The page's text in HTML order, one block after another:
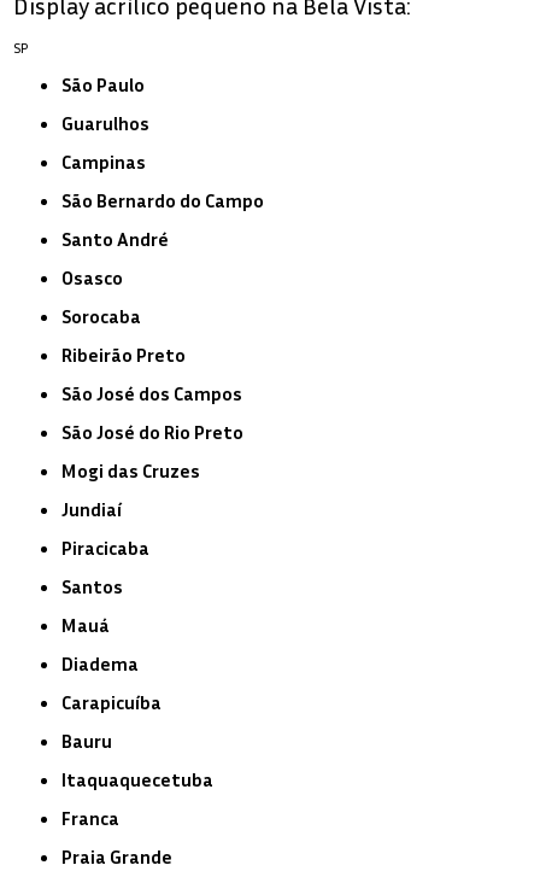
SP
São Paulo
Guarulhos
Campinas
São Bernardo do Campo
Santo André
Osasco
Sorocaba
Ribeirão Preto
São José dos Campos
São José do Rio Preto
Mogi das Cruzes
Jundiaí
Piracicaba
Santos
Mauá
Diadema
Carapicuíba
Bauru
Itaquaquecetuba
Franca
Praia Grande